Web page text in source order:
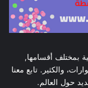
بمختلف أقسامها,
والكثير. تابع معنا
حول العالم.